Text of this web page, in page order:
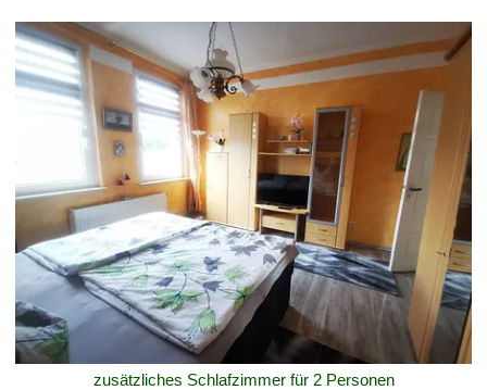
zusätzliches Schlafzimmer für 2 Personen